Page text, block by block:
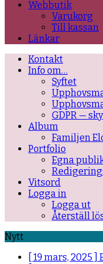
Webbutik
Varukorg
Till kassan
Länkar
Kontakt
Info om…
Syftet
GDPR —
Album
Familjen
Portfolio
Egna
Vitsord
Logga in
Logga ut
Återställ
Nytt
[ 19 mars, 2025 ]